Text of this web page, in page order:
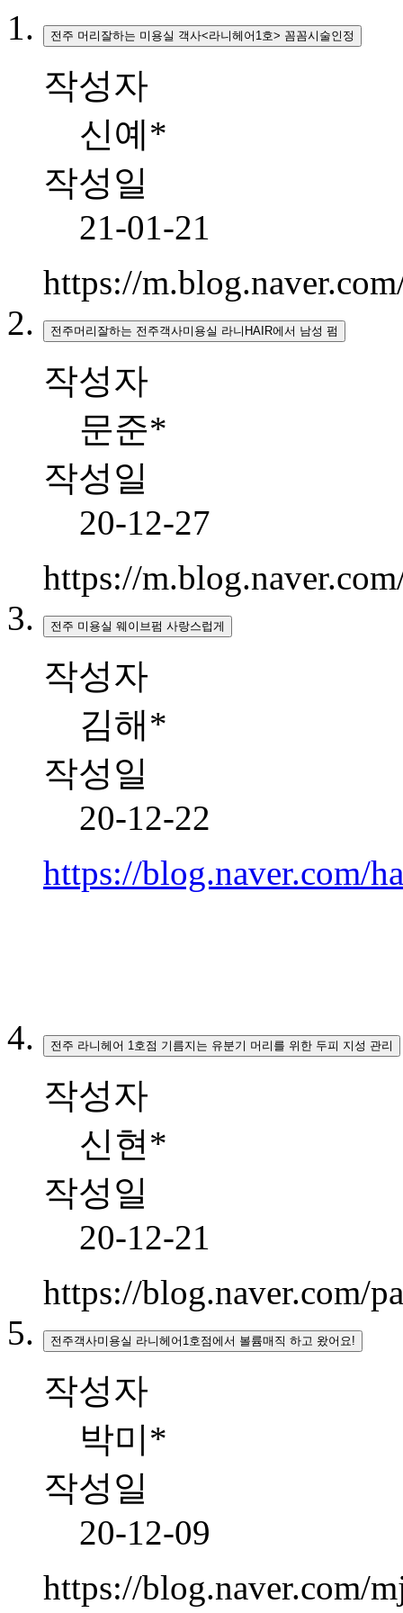
전주 머리잘하는 미용실 객사<라니헤어1호> 꼼꼼시술인정
작성자
신예*
작성일
21-01-21
https://
전주머리잘하는 전주객사미용실 라니HAIR에서 남성 펌
작성자
문준*
작성일
20-12-27
https://
전주 미용실 웨이브펌 사랑스럽게
작성자
김해*
작성일
20-12-22
https://blog.naver.com/
전주 라니헤어 1호점 기름지는 유분기 머리를 위한 두피 지성 관리
작성자
신현*
작성일
20-12-21
https://blog.naver.com/
전주객사미용실 라니헤어1호점에서 볼륨매직 하고 왔어요!
작성자
박미*
작성일
20-12-09
https://blog.naver.com/